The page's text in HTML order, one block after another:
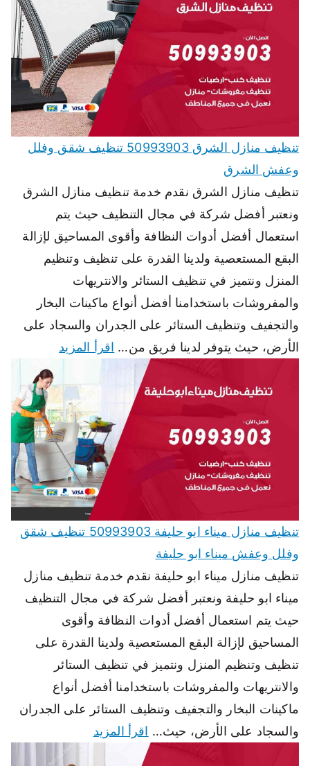
تنظيف منازل الشرق 50993903 تنظيف شقق وفلل
وعفش الشرق
تنظيف منازل الشرق نقدم خدمة تنظيف منازل الشرق
ونعتبر أفضل شركة في مجال التنظيف حيث يتم
استعمال أفضل أدوات النظافة وأقوى المساحيق لإزالة
البقع المستعصية ولدينا القدرة على تنظيف وتنظيم
المنزل ونتميز في تنظيف الستائر والانتريهات
والمفروشات باستخدامنا أفضل أنواع ماكينات البخار
والتجفيف وتنظيف الستائر على الجدران والسجاد على
الأرض، حيث يتوفر لدينا فريق من… اقرأ المزيد
تنظيف منازل ميناء ابو حليفة 50993903 تنظيف شقق
وفلل وعفش ميناء ابو حليفة
تنظيف منازل ميناء ابو حليفة نقدم خدمة تنظيف منازل
ميناء ابو حليفة ونعتبر أفضل شركة في مجال التنظيف
حيث يتم استعمال أفضل أدوات النظافة وأقوى
المساحيق لإزالة البقع المستعصية ولدينا القدرة على
تنظيف وتنظيم المنزل ونتميز في تنظيف الستائر
والانتريهات والمفروشات باستخدامنا أفضل أنواع
ماكينات البخار والتجفيف وتنظيف الستائر على الجدران
والسجاد على الأرض، حيث… اقرأ المزيد